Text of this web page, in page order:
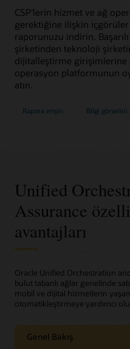
CSP'lerin hizmet ve ağ
gerektiğine ilişkin
raporunuzu indirin.
şirketinden teknoloji
dijitalleştirme
operasyon platformunun
atın.
Rapora erişin Bilgi
Unified
Assurance
avantajları
Oracle Unified Orchestration
bulut tabanlı ağlar genelinde
mobil ve dijital hizmetlerin
otomatikleştirmeye yardımcı
Genel Bakış